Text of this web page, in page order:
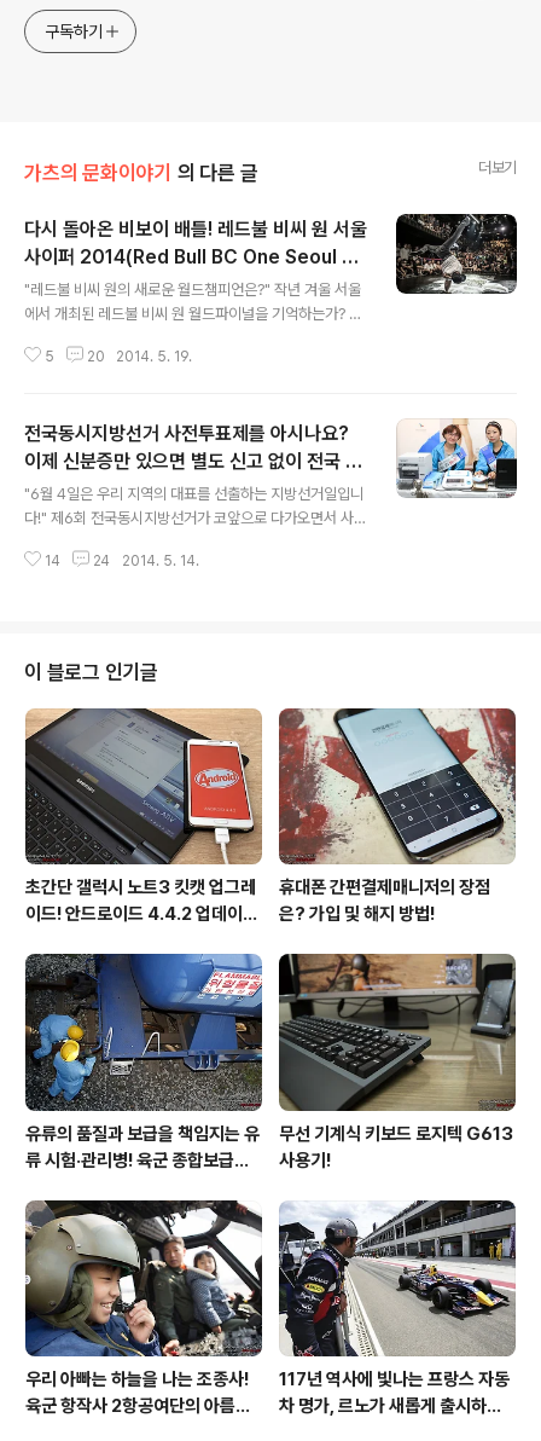
구독하기
가츠의 문화이야기 의 다른 글 더보기
다시 돌아온 비보이 배틀! 레드불 비씨 원 서울
사이퍼 2014(Red Bull BC One Seoul Cy
pher)
"레드불 비씨 원의 새로운 월드챔피언은?" 작년 겨울 서울
에서 개최된 레드불 비씨 원 월드파이널을 기억하는가? 세
한 국가 예선전과 지역별 결선전을 통해 월드파이널 진출
악명이 자자하다. 작년 비씨 원 월드챔피언 역시 대한민국
의 홍텐(김홍열, Hong10)이 차지하였다. 덕분에 한국에서
열리는 레드불 비씨 원 사이퍼는 국내팬뿐만 아니라 해외
팬들까지 찾아오는 특급 예선전이자 이벤트로 인기가 높
비씨 원 사이퍼(Red Bull BC One Cypher)는 서울과 부
5 20 2014. 5. 19.
전국동시지방선거 사전투표제를 아시나요?
이제 신분증만 있으면 별도 신고 없이 전국 어
디서나 투표 OK!
"6월 4일은 우리 지역의 대표를 선출하는 지방선거일입니
다!" 제6회 전국동시지방선거가 코앞으로 다가오면서 사람
표를 뽑는 투표라면 지방선거는 내가 살고 있는 고장의 일
서 일하게 될 사람들을 뽑는 선거이다 보니 더욱 관심을 가
지게 된다. 어떤 후보를 뽑아야 조금이라도 나와 가족들이
행복한 삶을 누릴 수 있을까? "국민의 신성한 권리인 투표
권을 절대 포기하지 마세요!" 요즘 아파트 우편함에 꽃혀
있는 각 후보들의 공약집을 보면서 결혼 전에는 크게 신경
쓰지 않은 소소한 부분들..
14 24 2014. 5. 14.
이 블로그 인기글
초간단 갤럭시 노트3 킷캣 업그레
이드! 안드로이드 4.4.2 업데이트
휴대폰 간편결제매니저의 장점
은? 가입 및 해지 방법!
유류의 품질과 보급을 책임지는 유
류 시험·관리병! 육군 종합보급창
무선 기계식 키보드 로지텍 G613
사용기!
우리 아빠는 하늘을 나는 조종사!
육군 항작사 2항공여단의 아름다
117년 역사에 빛나는 프랑스 자동
차 명가, 르노가 새롭게 출시하는